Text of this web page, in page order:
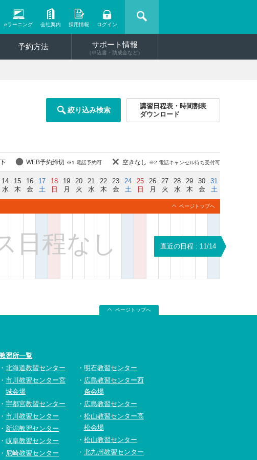
eラーニング 会社案内 採用情報 ログイン
予約方法 サポート情報
（申込書・助成金など）
絞り込み検索
講習日程表・時間割表
ダウンロード
WEB予約締切 ※1 電話予約可 空きなし ※2 電話キャンセル待ち受付可
14
水
15
木
16
金
17
土
18
日
19
月
20
火
21
水
22
木
23
金
24
土
25
日
26
月
27
火
28
水
29
木
30
金
31
土
ページトップへ
日程なし 直近の日程 : 11/14
ページトップへ
習所一覧
北海道教習センター
市川教習センター宮
城会場
宇都宮教習センター
市川教習センター
新潟教習センター
岐阜教習センター
尼崎教習センター
明石教習センター
広島教習センター西
条会場
広島教習センター
松山教習センター高
松会場
松山教習センター
北九州教習センター